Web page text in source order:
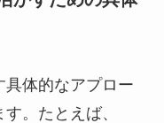
体的なアプロー
。たとえば、